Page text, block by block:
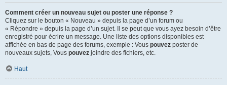
Comment créer un nouveau sujet ou poster une réponse ?
Cliquez sur le bouton « Nouveau » depuis la page d’un forum ou
« Répondre » depuis la page d’un sujet. Il se peut que vous ayez besoin d’être
enregistré pour écrire un message. Une liste des options disponibles est
affichée en bas de page des forums, exemple : Vous pouvez poster de
nouveaux sujets, Vous pouvez joindre des fichiers, etc.
Haut